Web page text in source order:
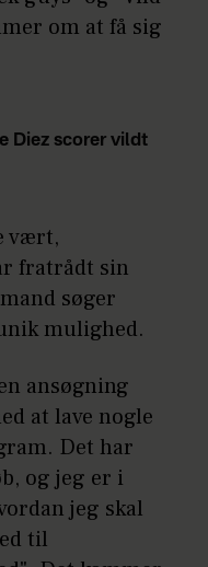
om at få sig
Diez scorer vildt
vært,
fratrådt sin
søger
mulighed.
ansøgning
at lave nogle
Det har
og jeg er i
jeg skal
til